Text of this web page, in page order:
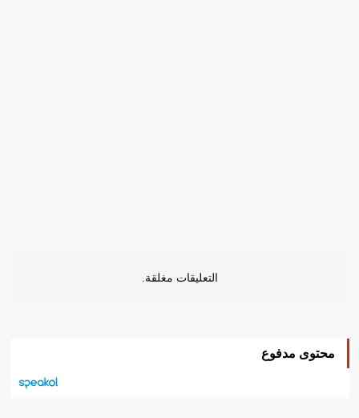
التعليقات مغلقة.
محتوى مدفوع